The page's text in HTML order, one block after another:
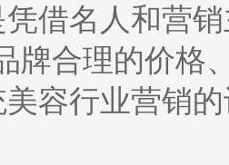
借名人和营
牌合理的价格
容行业营销